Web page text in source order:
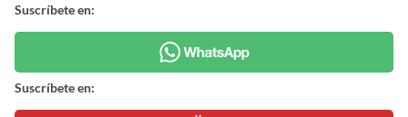
Suscríbete en:
Suscríbete en: